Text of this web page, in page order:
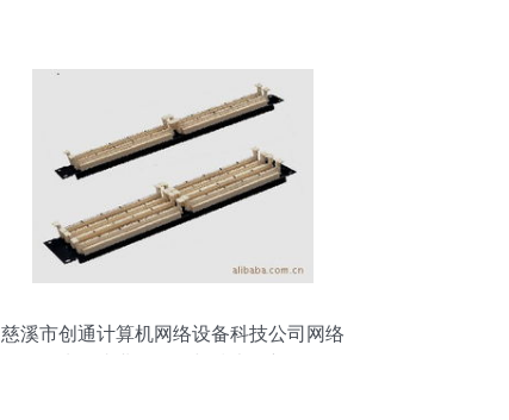
慈溪市创通计算机网络设备科技公司网络